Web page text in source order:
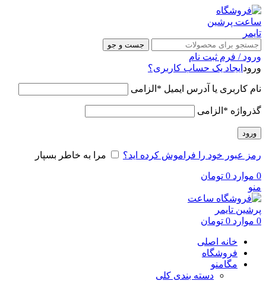
جست و جو
ورود / فرم ثبت نام
ورود ایجاد یک حساب کاربری؟
نام کاربری یا آدرس ایمیل * الزامی
گذرواژه * الزامی
ورود
رمز عبور خود را فراموش کرده اید؟ مرا به خاطر بسپار
0 موارد 0 تومان
منو
0 موارد 0 تومان
خانه اصلی
فروشگاه
مگامنو
دسته بندی کلی